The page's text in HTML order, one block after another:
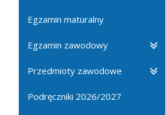
Egzamin maturalny
Egzamin zawodowy
Przedmioty zawodowe
Podręczniki 2026/2027